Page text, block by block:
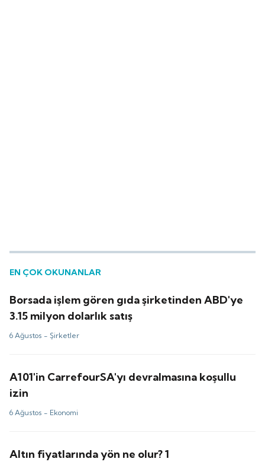
EN ÇOK OKUNANLAR
Borsada işlem gören gıda şirketinden ABD'ye
3.15 milyon dolarlık satış
6 Ağustos -Şirketler
A101'in CarrefourSA'yı devralmasına koşullu
izin
6 Ağustos - Ekonomi
Altın fiyatlarında yön ne olur? 1